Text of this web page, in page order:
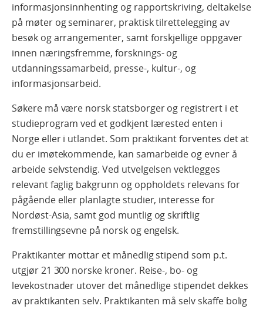
informasjonsinnhenting og rapportskriving, deltakelse
på møter og seminarer, praktisk tilrettelegging av
besøk og arrangementer, samt forskjellige oppgaver
innen næringsfremme, forsknings- og
utdanningssamarbeid, presse-, kultur-, og
informasjonsarbeid.
Søkere må være norsk statsborger og registrert i et
studieprogram ved et godkjent lærested enten i
Norge eller i utlandet. Som praktikant forventes det at
du er imøtekommende, kan samarbeide og evner å
arbeide selvstendig. Ved utvelgelsen vektlegges
relevant faglig bakgrunn og oppholdets relevans for
pågående eller planlagte studier, interesse for
Nordøst-Asia, samt god muntlig og skriftlig
fremstillingsevne på norsk og engelsk.
Praktikanter mottar et månedlig stipend som p.t.
utgjør 21 300 norske kroner. Reise-, bo- og
levekostnader utover det månedlige stipendet dekkes
av praktikanten selv. Praktikanten må selv skaffe bolig